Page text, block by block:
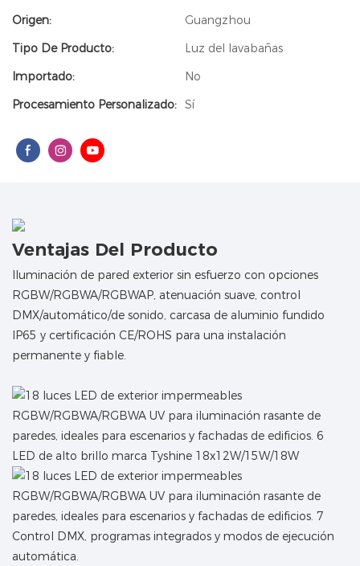
Origen:
Guangzhou
Tipo De Producto:
Luz del lavabañas
Importado:
No
Procesamiento Personalizado: Sí
Ventajas Del Producto
Iluminación de pared exterior sin esfuerzo con opciones
RGBW/RGBWA/RGBWAP, atenuación suave, control
DMX/automático/de sonido, carcasa de aluminio fundido
IP65 y certificación CE/ROHS para una instalación
permanente y fiable.
LED de alto brillo marca Tyshine 18x12W/15W/18W
Control DMX, programas integrados y modos de ejecución
automática.